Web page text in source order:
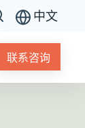
中文
联系咨询